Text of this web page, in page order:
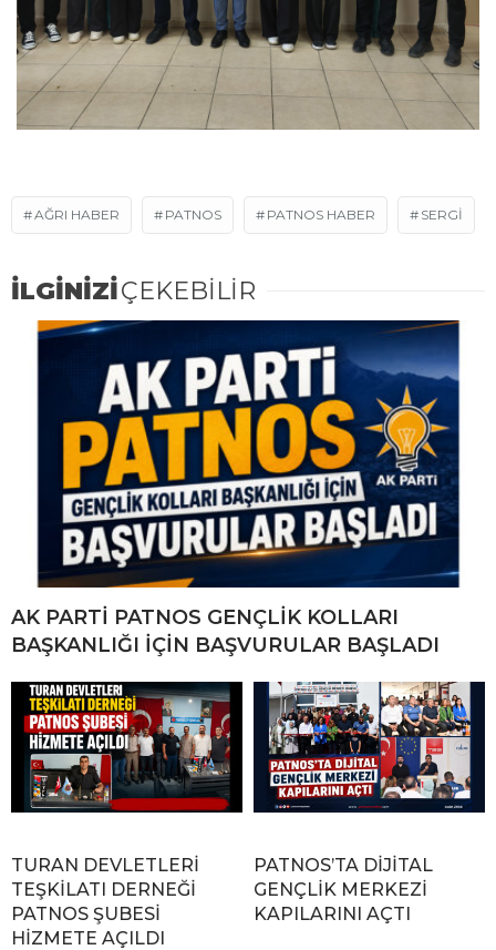
AĞRI HABER PATNOS PATNOS HABER SERGI
İLGİNİZİÇEKEBİLİR
AK PARTİ PATNOS GENÇLİK KOLLARI
BAŞKANLIĞI İÇİN BAŞVURULAR BAŞLADI
TURAN DEVLETLERİ
TEŞKİLATI DERNEĞİ
PATNOS ŞUBESİ
HİZMETE AÇILDI
PATNOS’TA DİJİTAL
GENÇLİK MERKEZİ
KAPILARINI AÇTI